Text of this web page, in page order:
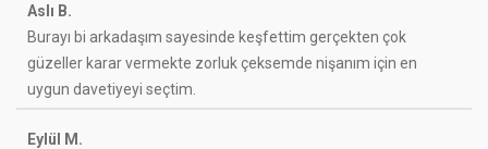
Aslı B.
Burayı bi arkadaşım sayesinde keşfettim gerçekten çok
güzeller karar vermekte zorluk çeksemde nişanım için en
uygun davetiyeyi seçtim.
Eylül M.